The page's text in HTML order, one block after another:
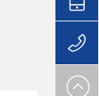
138-
0373-
138-